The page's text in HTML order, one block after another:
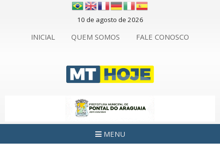
10 de agosto de 2026
INICIAL QUEM SOMOS FALE CONOSCO
MENU